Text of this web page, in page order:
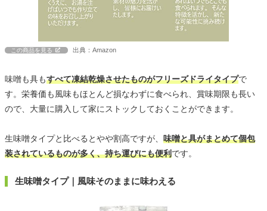
この商品を見る 出典：Amazon
味噌も具もすべて凍結乾燥させたものがフリーズドライタイプで
す。栄養価も風味もほとんど損なわずに食べられ、賞味期限も長い
ので、大量に購入して家にストックしておくことができます。
生味噌タイプと比べるとやや割高ですが、 味噌と具がまとめて個包
装されているものが多く、持ち運びにも便利です。
生味噌タイプ｜風味そのままに味わえる